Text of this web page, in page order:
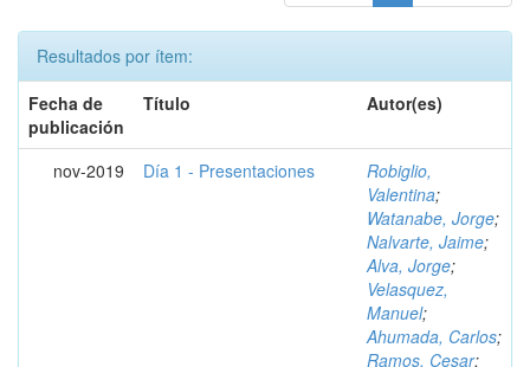
Resultados por ítem:
Fecha de
publicación
Título Autor(es)
nov-2019 Día 1 - Presentaciones
Robiglio,
Valentina;
Watanabe, Jorge;
Nalvarte, Jaime;
Alva, Jorge;
Velasquez,
Manuel;
Ahumada, Carlos;
Ramos, Cesar;